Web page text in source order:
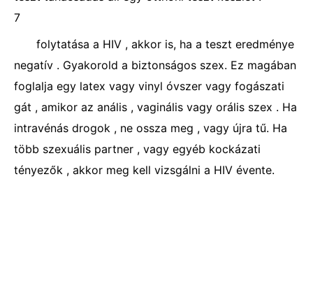
7
folytatása a HIV , akkor is, ha a teszt eredménye
negatív . Gyakorold a biztonságos szex. Ez magában
foglalja egy latex vagy vinyl óvszer vagy fogászati ​​
gát , amikor az anális , vaginális vagy orális szex . Ha
intravénás drogok , ne ossza meg , vagy újra tű. Ha
több szexuális partner , vagy egyéb kockázati
tényezők , akkor meg kell vizsgálni a HIV évente.